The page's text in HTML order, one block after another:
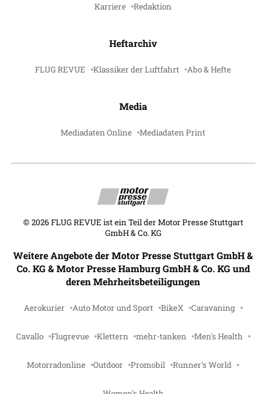
Karriere Redaktion
Heftarchiv
FLUG REVUE Klassiker der Luftfahrt Abo & Hefte
Media
Mediadaten Online Mediadaten Print
© 2026 FLUG REVUE ist ein Teil der Motor Presse Stuttgart
GmbH & Co. KG
Weitere Angebote der Motor Presse Stuttgart GmbH &
Co. KG & Motor Presse Hamburg GmbH & Co. KG und
deren Mehrheitsbeteiligungen
Aerokurier Auto Motor und Sport BikeX Caravaning
Cavallo Flugrevue Klettern mehr-tanken Men's Health
Motorradonline Outdoor Promobil Runner's World